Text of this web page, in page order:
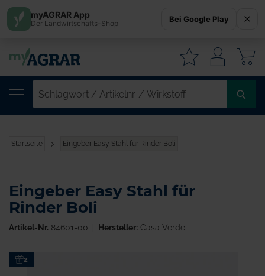
Startseite Eingeber Easy Stahl für Rinder Boli
Zum2
Eingeber Easy Stahl für
Rinder Boli
Artikel-Nr. 84601-00 Hersteller:Casa Verde
myAGRAR App
Der Landwirtschafts-Shop Bei Google Play